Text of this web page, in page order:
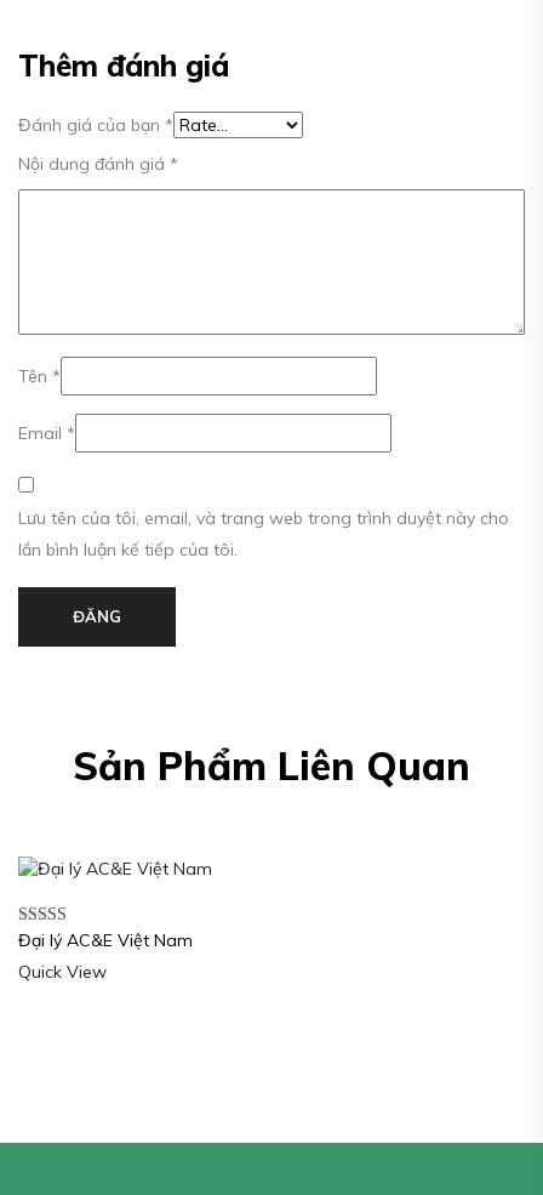
Thêm đánh giá
Đánh giá của bạn *
Nội dung đánh giá *
Tên *
Email *
Lưu tên của tôi, email, và trang web trong trình duyệt này cho
lần bình luận kế tiếp của tôi.
ĐĂNG
Sản Phẩm Liên Quan
Được xếp
sao
Đại lý AC&E Việt Nam
Quick View